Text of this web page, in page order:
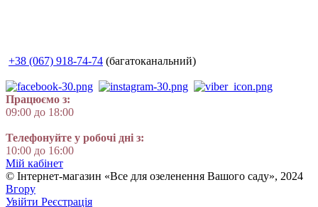
+38 (067) 918-74-74 (багатоканальний)
Працюємо з:
09:00 до 18:00
Телефонуйте у робочі дні з:
10:00 до 16:00
Мій кабінет
© Інтернет-магазин «Все для озеленення Вашого саду», 2024
Вгору
Увійти Реєстрація